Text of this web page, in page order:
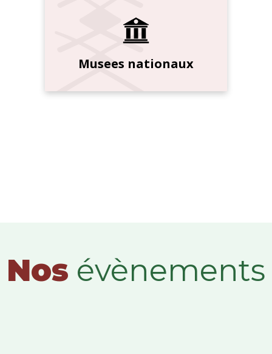
Musees nationaux
Nos évènements